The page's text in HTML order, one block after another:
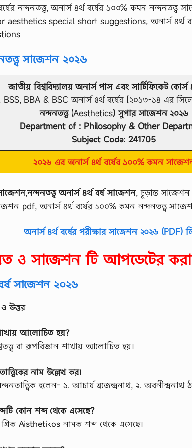
নন্দনতত্ত্ব, অনার্স ৪র্থ বর্ষের ১০০% কমন নন্দনতত্ত্ব
special short suggestions, অনার্স ৪র্থ
সাজেশন ২০২৬
জাতীয় বিশ্ববিদ্যালয় অনার্স পাস এবং সার্টিফিকেট কোর্স
BSS, BBA & BSC অনার্স ৪র্থ বর্ষের [২০১৩-১৪ এর
নন্দনতত্ত্ব (Aesthetics) সুপার সাজেশন ২০২৬
Department of : Philosophy & Other
Subject Code: 241705
২০২৬ এর অনার্স ৪র্থ বর্ষের ১০০% কমন
,নন্দনতত্ত্ব অনার্স ৪র্থ বর্ষ সাজেশন, চূড়ান্ত সাজেশন
pdf, অনার্স ৪র্থ বর্ষের ১০০% কমন নন্দনতত্ত্ব
অনার্স ৪র্থ বর্ষের পরীক্ষার সাজেশন ২০২৬ (PDF)
ও সাজেশন টি আপডেটের
সাজেশন ২০২৬
ও উত্তর
আলোচিত হয়?
বা রূপবিজ্ঞান শাখায় আলোচিত হয়।
নাম উল্লেখ কর।
হলেন- ১. আচার্য ব্রজেন্দ্রনাথ, ২. অবনীন্দ্রনাথ
কোন শব্দ থেকে এসেছে?
গ্রিক Aisthetikos নামক শব্দ থেকে এসেছে।